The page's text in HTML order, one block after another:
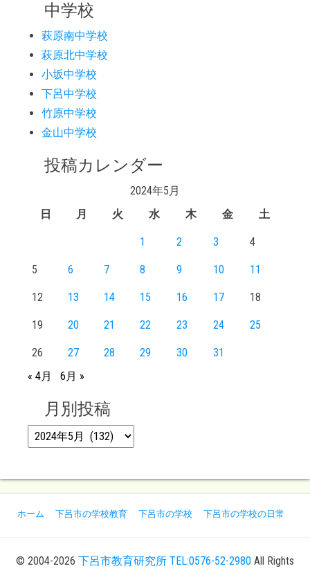
中学校
萩原南中学校
萩原北中学校
小坂中学校
下呂中学校
竹原中学校
金山中学校
投稿カレンダー
2024年5月
日
月 火 水 木 金 土
1 2 3 4
5 6 7 8 9 10 11
12 13 14 15 16 17 18
19 20 21 22 23 24 25
26 27 28 29 30
31
« 4月
6月 »
月別投稿
月別投稿
ホーム 下呂市の学校教育 下呂市の学校 下呂市の学校の日常
© 2004-2026 下呂市教育研究所 TEL:0576-52-2980 All Rights